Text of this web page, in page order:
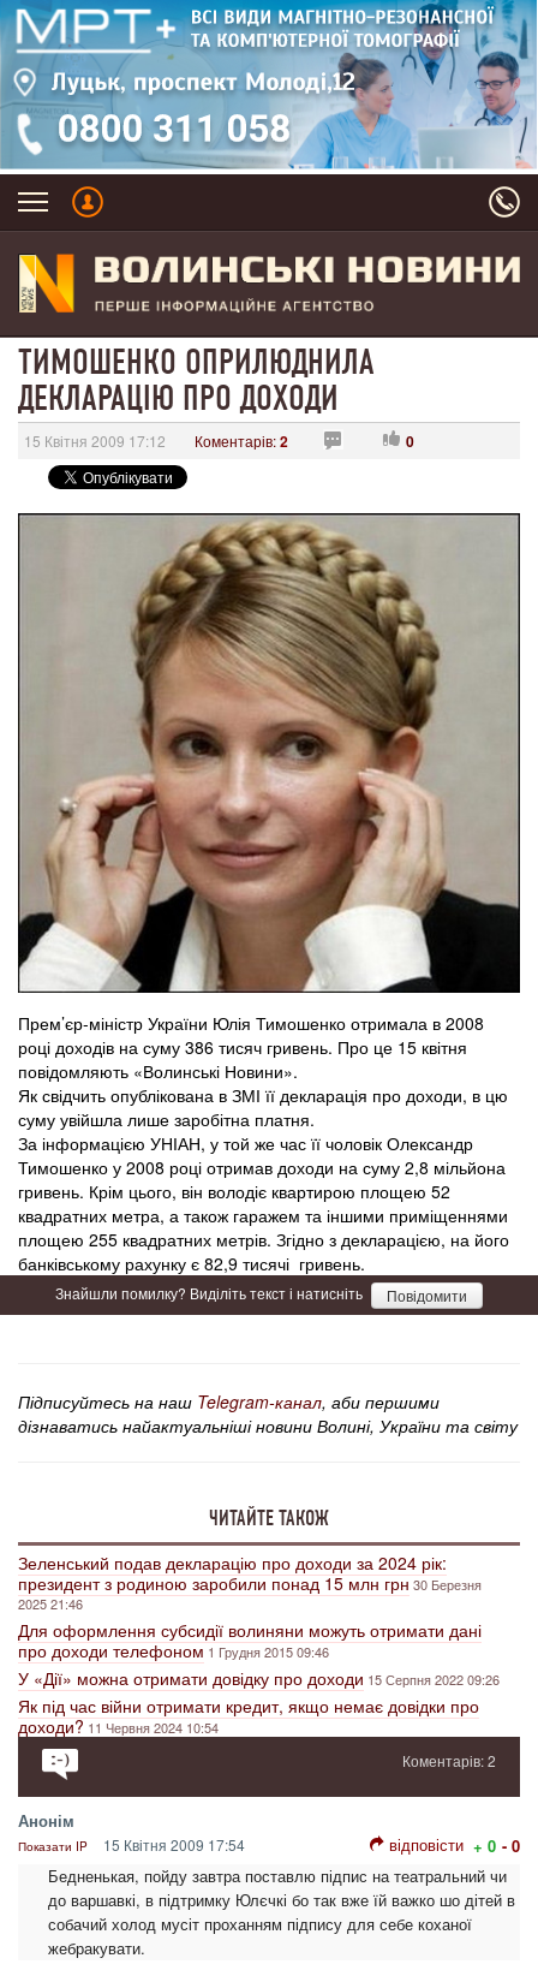
ТИМОШЕНКО ОПРИЛЮДНИЛА
ДЕКЛАРАЦІЮ ПРО ДОХОДИ
15 Квітня 2009 17:12 Коментарів:2 0
Прем’єр-міністр України Юлія Тимошенко отримала в 2008
році доходів на суму 386 тисяч гривень. Про це 15 квітня
повідомляють «Волинські Новини».
Як свідчить опублікована в ЗМІ її декларація про доходи, в цю
суму увійшла лише заробітна платня.
За інформацією УНІАН, у той же час її чоловік Олександр
Тимошенко у 2008 році отримав доходи на суму 2,8 мільйона
гривень. Крім цього, він володіє квартирою площею 52
квадратних метра, а також гаражем та іншими приміщеннями
площею 255 квадратних метрів. Згідно з декларацією, на його
банківському рахунку є 82,9 тисячі гривень.
Знайшли помилку? Виділіть текст і натисніть Повідомити
Підписуйтесь на наш Telegram-канал, аби першими
дізнаватись найактуальніші новини Волині, України та світу
ЧИТАЙТЕ ТАКОЖ
Зеленський подав декларацію про доходи за 2024 рік:
президент з родиною заробили понад 15 млн грн30 Березня
2025 21:46
Для оформлення субсидії волиняни можуть отримати дані
про доходи телефоном 1 Грудня 2015 09:46
У «Дії» можна отримати довідку про доходи 15 Серпня 2022 09:26
Як під час війни отримати кредит, якщо немає довідки про
доходи? 11 Червня 2024 10:54
Коментарів: 2
Анонім
Показати IP 15 Квітня 2009 17:54 відповісти + 0 - 0
Бедненькая, пойду завтра поставлю підпис на театральний чи
до варшавкі, в підтримку Юлєчкі бо так вже їй важко шо дітей в
собачий холод мусіт проханням підпису для себе коханої
жебракувати.